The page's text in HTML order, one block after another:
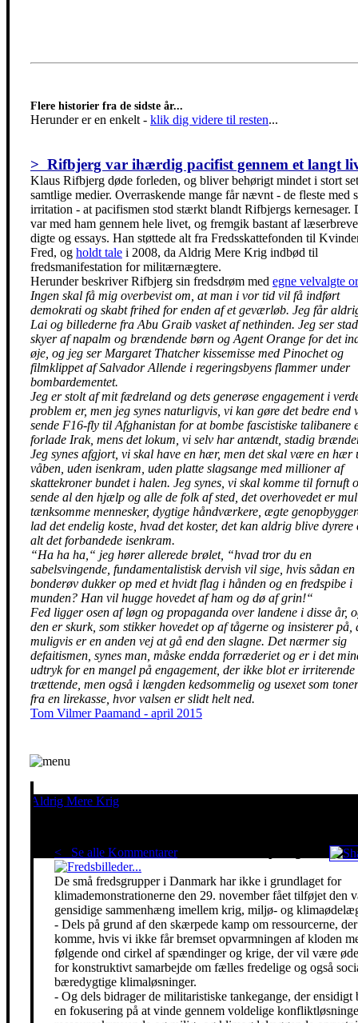
Flere historier fra de sidste år...
Herunder er en enkelt - klik dig videre til resten...
> Rifbjerg var ihærdig pacifist gennem et langt
Klaus Rifbjerg døde forleden, og bliver behørigt mindet i stort set
samtlige medier. Overraskende mange får nævnt - de fleste med
irritation - at pacifismen stod stærkt blandt Rifbjergs kernesager.
var med ham gennem hele livet, og fremgik bastant af
digte og essays. Han støttede alt fra Fredsskattefonden til
Fred, og holdt tale i 2008, da Aldrig Mere Krig indbød til
fredsmanifestation for militærnægtere.
Herunder beskriver Rifbjerg sin fredsdrøm med egne velvalgte
Ingen skal få mig overbevist om, at man i vor tid vil få indført
demokrati og skabt frihed for enden af et geværløb. Jeg får
Lai og billederne fra Abu Graib vasket af nethinden. Jeg ser
skyer af napalm og brændende børn og Agent Orange for det
øje, og jeg ser Margaret Thatcher kissemisse med Pinochet og
filmklippet af Salvador Allende i regeringsbyens flammer under
bombardementet.
Jeg er stolt af mit fædreland og dets generøse engagement i
problem er, men jeg synes naturligvis, vi kan gøre det bedre end
sende F16-fly til Afghanistan for at bombe fascistiske talibanere
forlade Irak, mens det lokum, vi selv har antændt, stadig
Jeg synes afgjort, vi skal have en hær, men det skal være en hær
våben, uden isenkram, uden platte slagsange med millioner af
skattekroner bundet i halen. Jeg synes, vi skal komme til fornuft
sende al den hjælp og alle de folk af sted, det overhovedet er
tænksomme mennesker, dygtige håndværkere, ægte
lad det endelig koste, hvad det koster, det kan aldrig blive dyrere
alt det forbandede isenkram.
“Ha ha ha,“ jeg hører allerede brølet, “hvad tror du en
sabelsvingende, fundamentalistisk dervish vil sige, hvis sådan en
bonderøv dukker op med et hvidt flag i hånden og en fredspibe i
munden? Han vil hugge hovedet af ham og dø af grin!“
Fed ligger osen af løgn og propaganda over landene i disse år,
den er skurk, som stikker hovedet op af tågerne og insisterer på,
muligvis er en anden vej at gå end den slagne. Det nærmer sig
defaitismen, synes man, måske endda forræderiet og er i det
udtryk for en mangel på engagement, der ikke blot er irriterende
trættende, men også i længden kedsommelig og usexet som
fra en lirekasse, hvor valsen er slidt helt ned.
Tom Vilmer Paamand - april 2015
Aldrig Mere Krig
< Se alle KommentarerRed klimaet - stop krigen!
De små fredsgrupper i Danmark har ikke i grundlaget for
klimademonstrationerne den 29. november fået tilføjet den
gensidige sammenhæng imellem krig, miljø- og
- Dels på grund af den skærpede kamp om ressourcerne,
komme, hvis vi ikke får bremset opvarmningen af kloden
følgende ond cirkel af spændinger og krige, der vil være
for konstruktivt samarbejde om fælles fredelige og også
bæredygtige klimaløsninger.
- Og dels bidrager de militaristiske tankegange, der ensidigt
en fokusering på at vinde gennem voldelige